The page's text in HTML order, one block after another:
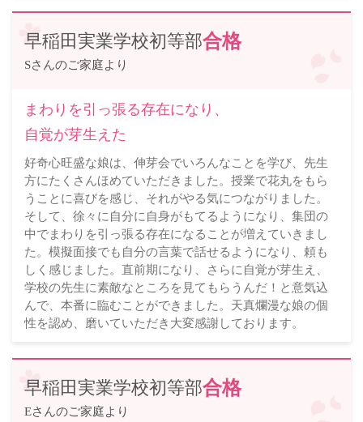
早稲田実業学校初等部合格
Sさんのご家庭より
まわりを引っ張る存在になり、
自覚が芽生えた
好奇心旺盛な娘は、伸芽会でいろんなことを学び、先生
方にたくさんほめていただきました。授業で花丸をもら
うことに喜びを感じ、それがやる気につながりました。
そして、徐々に自分に自身がもてるようになり、集団の
中でまわりを引っ張る存在になることが増えていきまし
た。模擬面接でも自分の言葉で話せるようになり、頼も
しく感じました。直前期になり、さらに自覚が芽生え、
学校の先生に素敵なところを見てもらうんだ！と意気込
んで、本番に臨むことができました。天真爛漫な娘の個
性を認め、磨いていただき大変感謝しております。
早稲田実業学校初等部合格
Eさんのご家庭より